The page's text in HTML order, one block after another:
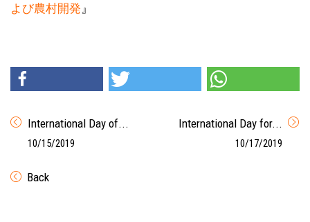
よび農村開発 』
International Day of...
10/15/2019
International Day for...
10/17/2019
Back